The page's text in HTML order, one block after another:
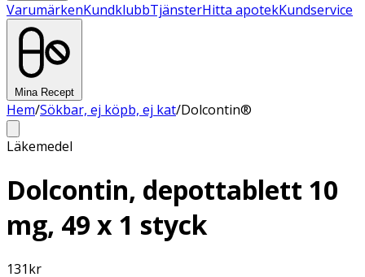
VarumärkenKundklubbTjänsterHitta apotekKundservice
Mina Recept
Hem/Sökbar, ej köpb, ej kat/Dolcontin®
Läkemedel
Dolcontin, depottablett 10
mg, 49 x 1 styck
131kr